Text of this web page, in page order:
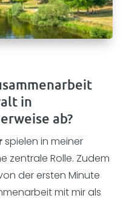
in
ab?
spielen in meiner
zentrale Rolle. Zudem
der ersten Minute
mit mir als